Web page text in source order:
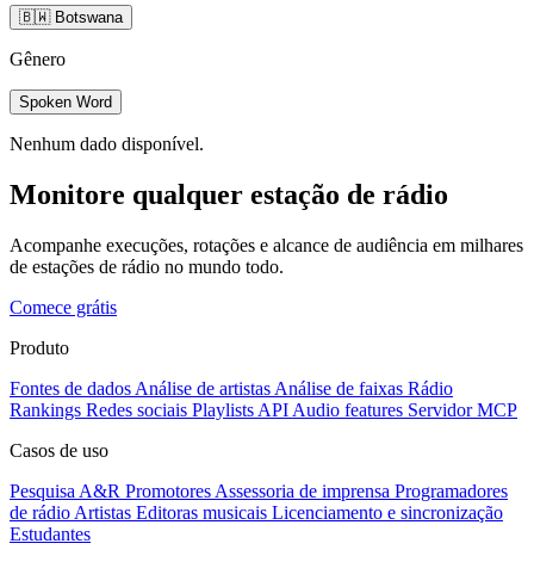
🇧🇼 Botswana
Gênero
Spoken Word
Nenhum dado disponível.
Monitore qualquer estação de rádio
Acompanhe execuções, rotações e alcance de audiência em milhares
de estações de rádio no mundo todo.
Comece grátis
Produto
Fontes de dados Análise de artistas Análise de faixas Rádio
Rankings Redes sociais Playlists API Audio features Servidor MCP
Casos de uso
Pesquisa A&R Promotores Assessoria de imprensa Programadores
de rádio Artistas Editoras musicais Licenciamento e sincronização
Estudantes